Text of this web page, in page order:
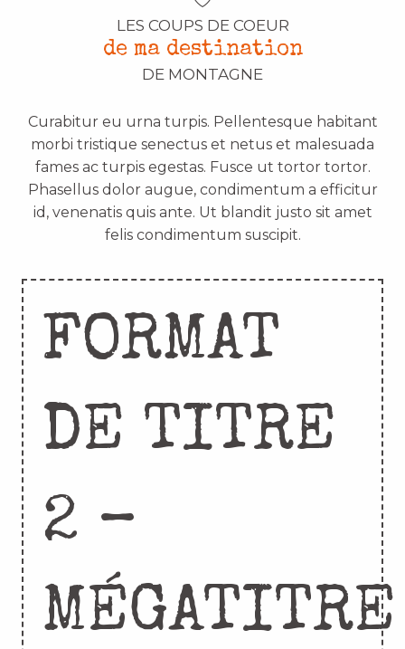
LES COUPS DE COEUR
de ma destination
DE MONTAGNE
Curabitur eu urna turpis. Pellentesque habitant
morbi tristique senectus et netus et malesuada
fames ac turpis egestas. Fusce ut tortor tortor.
Phasellus dolor augue, condimentum a efficitur
id, venenatis quis ante. Ut blandit justo sit amet
felis condimentum suscipit.
FORMAT
DE TITRE
2 –
MÉGATITRE